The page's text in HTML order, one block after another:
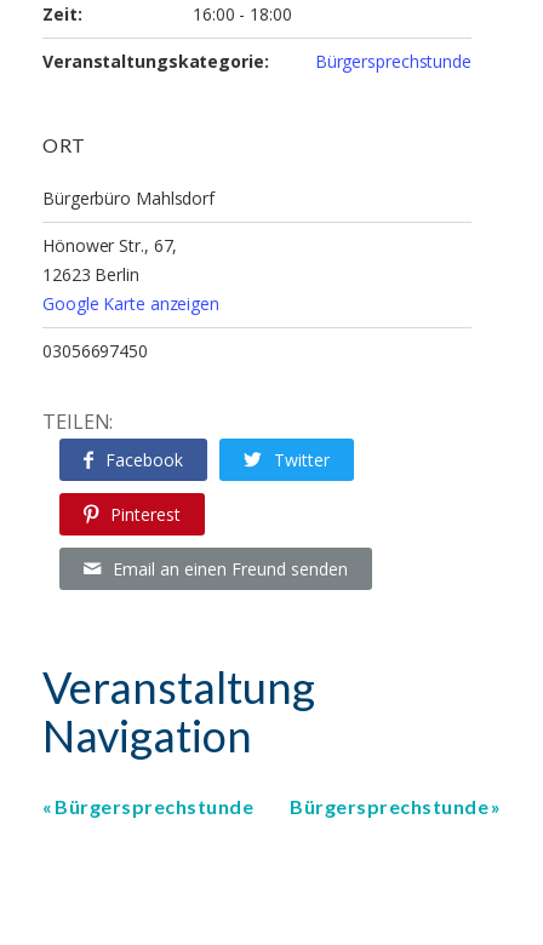
Zeit: 16:00 - 18:00
Veranstaltungskategorie: Bürgersprechstunde
ORT
Bürgerbüro Mahlsdorf
Hönower Str., 67,
12623 Berlin
Google Karte anzeigen
03056697450
TEILEN:
Facebook Twitter
Pinterest
Email an einen Freund senden
Veranstaltung
Navigation
Bürgersprechstunde Bürgersprechstunde